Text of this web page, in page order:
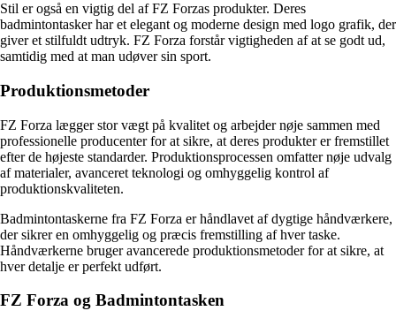
Stil er også en vigtig del af FZ Forzas produkter. Deres
badmintontasker har et elegant og moderne design med logo grafik, der
giver et stilfuldt udtryk. FZ Forza forstår vigtigheden af at se godt ud,
samtidig med at man udøver sin sport.
Produktionsmetoder
FZ Forza lægger stor vægt på kvalitet og arbejder nøje sammen med
professionelle producenter for at sikre, at deres produkter er fremstillet
efter de højeste standarder. Produktionsprocessen omfatter nøje udvalg
af materialer, avanceret teknologi og omhyggelig kontrol af
produktionskvaliteten.
Badmintontaskerne fra FZ Forza er håndlavet af dygtige håndværkere,
der sikrer en omhyggelig og præcis fremstilling af hver taske.
Håndværkerne bruger avancerede produktionsmetoder for at sikre, at
hver detalje er perfekt udført.
FZ Forza og Badmintontasken